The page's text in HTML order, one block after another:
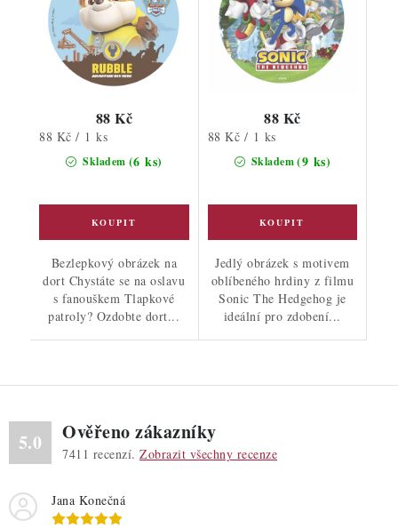
Skladem (6 ks)
88 Kč
Měrná
88 Kč / 1 ks
Bezlepkový obrázek na
dort Chystáte se na oslavu
s fanouškem Tlapkové
patroly? Ozdobte dort...
Skladem(9 ks)
88 Kč
Měrná
88 Kč / 1 ks
Jedlý obrázek s motivem
oblíbeného hrdiny z filmu
Sonic The Hedgehog je
ideální pro zdobení...
5.0 Ověřeno zákazníky
7411 recenzí. Zobrazit všechny recenze
Jana Konečná